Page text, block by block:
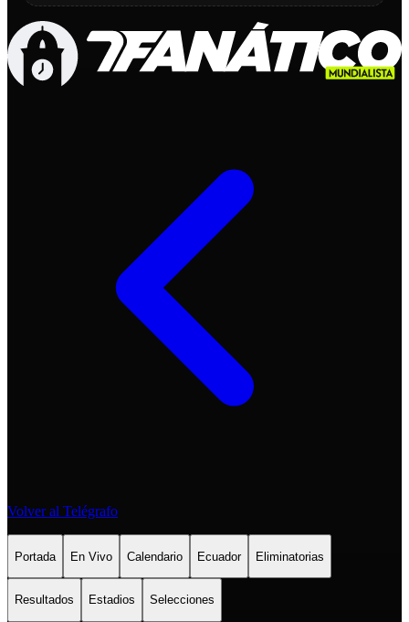
Volver al Telégrafo
Portada En Vivo Calendario Ecuador Eliminatorias
Resultados Estadios Selecciones